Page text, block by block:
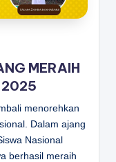
MERAIH
2025
menorehkan
Dalam ajang
Nasional
berhasil meraih